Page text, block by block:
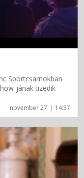
november 27. | 14:57
Sportcsarnokban
jának tizedik